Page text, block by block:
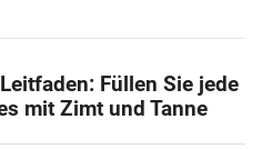
Füllen Sie jede
mit Zimt und Tanne